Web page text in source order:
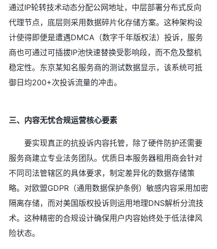
通过IP轮转技术动态分配公网地址，中层部署分布式反向
代理节点，底层则采用数据碎片化存储方案。这种架构设
计使得即便是遭遇DMCA（数字千年版权法）投诉，服务
商也可通过可插拔IP池快速替换受影响段，而不危及整机
稳定性。东京某知名服务商的测试数据显示，该系统可抵
御日均200+次投诉流量的冲击。
三、内容无忧合规运营核心要素
要实现真正的抗投诉内容托管，除了硬件防护还需要
服务商建立专业法务团队。优质日本服务器租用商会针对
不同司法管辖区的具体要求，制定差异化的数据存储策
略。对欧盟GDPR（通用数据保护条例）敏感内容采用加密
隔离存储，而对美国版权投诉则运用地理DNS解析分流技
术。这种精密的合规设计确保用户内容始终处于低法律风
险状态。